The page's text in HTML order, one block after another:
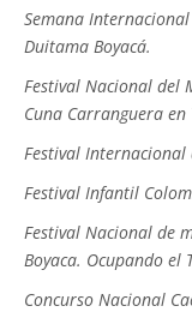
Semana
Duitama Boyacá.
Festival Nacional del
Cuna Carranguera
Festival Internacional
Festival Infantil
Festival Nacional de
Boyaca. Ocupando el
Concurso Nacional